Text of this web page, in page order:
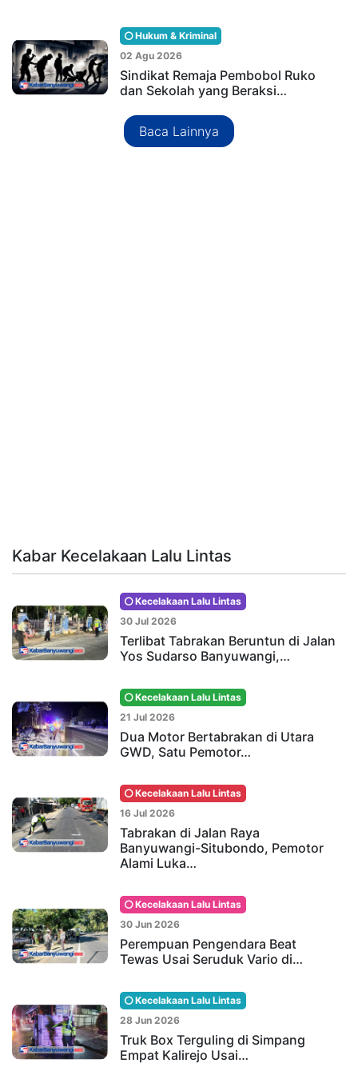
Hukum & Kriminal
02 Agu 2026
Sindikat Remaja Pembobol Ruko
dan Sekolah yang Beraksi…
Baca Lainnya
Kabar Kecelakaan Lalu Lintas
Kecelakaan Lalu Lintas
30 Jul 2026
Terlibat Tabrakan Beruntun di Jalan
Yos Sudarso Banyuwangi,…
Kecelakaan Lalu Lintas
21 Jul 2026
Dua Motor Bertabrakan di Utara
GWD, Satu Pemotor…
Kecelakaan Lalu Lintas
16 Jul 2026
Tabrakan di Jalan Raya
Banyuwangi-Situbondo, Pemotor
Alami Luka…
Kecelakaan Lalu Lintas
30 Jun 2026
Perempuan Pengendara Beat
Tewas Usai Seruduk Vario di…
Kecelakaan Lalu Lintas
28 Jun 2026
Truk Box Terguling di Simpang
Empat Kalirejo Usai…